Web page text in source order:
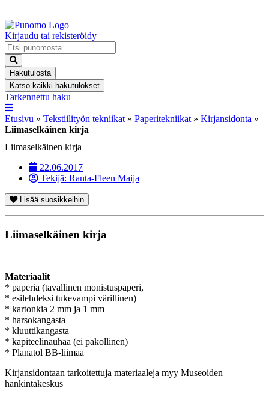
Kirjaudu tai rekisteröidy
Search
...
Hakutulosta
Katso kaikki hakutulokset
Tarkennettu haku
Etusivu » Tekstiilityön tekniikat » Paperitekniikat » Kirjansidonta »
Liimaselkäinen kirja
Liimaselkäinen kirja
22.06.2017
Tekijä: Ranta-Fleen Maija
Lisää suosikkeihin
Liimaselkäinen kirja
Materiaalit
* paperia (tavallinen monistuspaperi,
* esilehdeksi tukevampi värillinen)
* kartonkia 2 mm ja 1 mm
* harsokangasta
* kluuttikangasta
* kapiteelinauhaa (ei pakollinen)
* Planatol BB-liimaa
Kirjansidontaan tarkoitettuja materiaaleja myy Museoiden
hankintakeskus